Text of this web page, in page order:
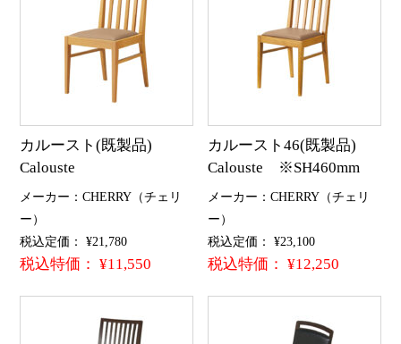
カルースト(既製品)
Calouste
メーカー：CHERRY（チェリ
ー）
税込定価： ¥21,780
税込特価： ¥11,550
カルースト46(既製品)
Calouste ※SH460mm
メーカー：CHERRY（チェリ
ー）
税込定価： ¥23,100
税込特価： ¥12,250